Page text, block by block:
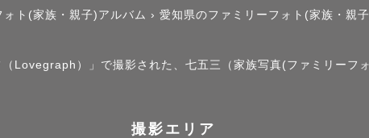
写真だけでなくその撮影の時間が思い出となるよ
ォト(家族・親子)アルバム › 愛知県のファミリーフォト(家族・親
Lovegraph）」で撮影された、七五三（家族写真(ファミリーフ
撮影エリア